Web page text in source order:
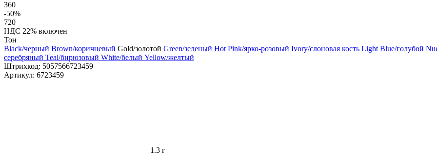
360
-50%
720
НДС 22% включен
Тон
Black/черный Brown/коричневый Gold/золотой Green/зеленый Hot Pink/ярко-розовый Ivory/слоновая кость Light Blue/голубой
серебряный Teal/бирюзовый White/белый Yellow/желтый
Штрихкод: 5057566723459
Артикул: 6723459
1.3 г